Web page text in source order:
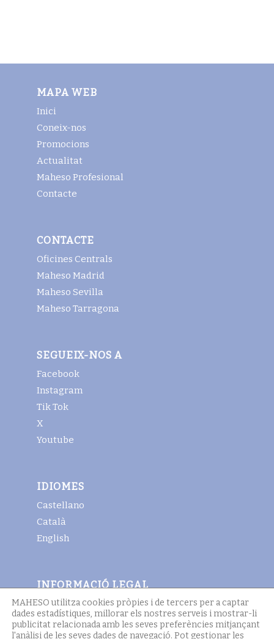
MAPA WEB
Inici
Coneix-nos
Promocions
Actualitat
Maheso Profesional
Contacte
CONTACTE
Oficines Centrals
Maheso Madrid
Maheso Sevilla
Maheso Tarragona
SEGUEIX-NOS A
Facebook
Instagram
Tik Tok
X
Youtube
IDIOMES
Castellano
Català
English
INFORMACIÓ LEGAL
Avis legal
Termes i condicions generals
MAHESO utilitza cookies pròpies i de tercers per a captar
dades estadístiques, millorar els nostres serveis i mostrar-li
publicitat relacionada amb les seves preferències mitjançant
l'anàlisi de les seves dades de navegació. Pot gestionar les